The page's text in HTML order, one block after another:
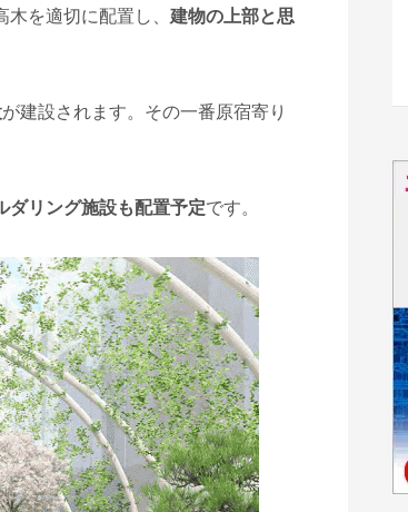
を適切に配置し、 建物の上部と思
が建設されます。その一番原宿寄り
ダリング施設も配置予定です。